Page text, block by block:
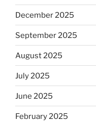
December 2025
September 2025
August 2025
July 2025
June 2025
February 2025